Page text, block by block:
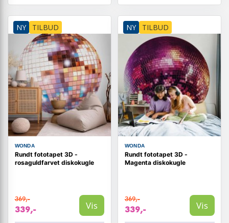
NY TILBUD
WONDA
Rundt fototapet 3D -
rosaguldfarvet diskokugle
369,-
339,- Vis
NY TILBUD
WONDA
Rundt fototapet 3D -
Magenta diskokugle
369,-
339,- Vis